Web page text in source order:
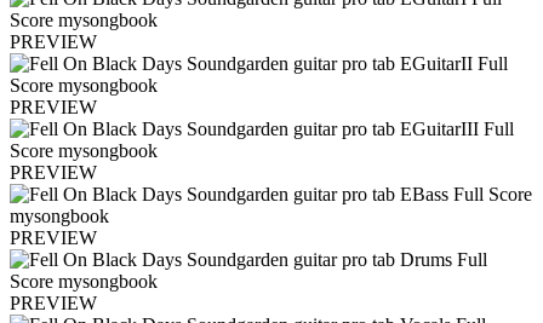
PREVIEW
PREVIEW
PREVIEW
PREVIEW
PREVIEW